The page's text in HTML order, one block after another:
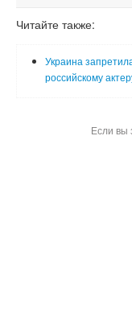
Читайте также:
Украина
российскому
Если вы